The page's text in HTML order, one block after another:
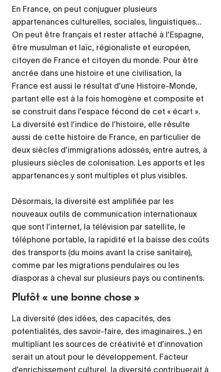
En France, on peut conjuguer plusieurs
appartenances culturelles, sociales, linguistiques...
On peut être français et rester attaché à l’Espagne,
être musulman et laïc, régionaliste et européen,
citoyen de France et citoyen du monde. Pour être
ancrée dans une histoire et une civilisation, la
France est aussi le résultat d’une Histoire-Monde,
partant elle est à la fois homogène et composite et
se construit dans l’espace fécond de cet « écart ».
La diversité est l’indice de l’histoire, elle résulte
aussi de cette histoire de France, en particulier de
deux siècles d’immigrations adossés, entre autres, à
plusieurs siècles de colonisation. Les apports et les
appartenances y sont multiples et plus visibles.
Désormais, la diversité est amplifiée par les
nouveaux outils de communication internationaux
que sont l’internet, la télévision par satellite, le
téléphone portable, la rapidité et la baisse des coûts
des transports (du moins avant la crise sanitaire),
comme par les migrations pendulaires ou les
diasporas à cheval sur plusieurs pays ou continents.
Plutôt « une bonne chose »
La diversité (des idées, des capacités, des
potentialités, des savoir-faire, des imaginaires…) en
multipliant les sources de créativité et d’innovation
serait un atout pour le développement. Facteur
d’enrichissement culturel, la diversité contribuerait à